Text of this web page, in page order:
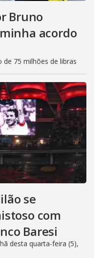
Bruno
acordo
75 milhões de libras
se
com
Baresi
desta quarta-feira (5),